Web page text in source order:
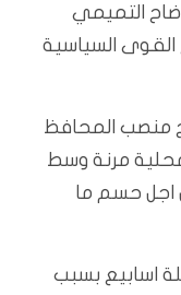
التميمي
السياسية
منصب المحافظ
مرنة وسط
اجل حسم ما
اسابيع بسبب